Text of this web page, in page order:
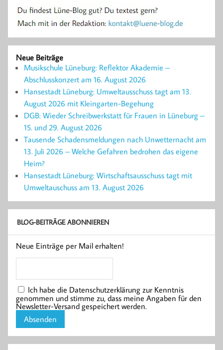
Neue Beiträge
Musikschule Lüneburg: Reflektor Akademie –
Abschlusskonzert am 16. August 2026
Hansestadt Lüneburg: Umweltausschuss tagt am 13.
August 2026 mit Kleingarten-Begehung
DGB: Wieder Schreibwerkstatt für Frauen in Lüneburg –
15. und 29. August 2026
Tausende Schadensmeldungen nach Unwetternacht am
13. Juli 2026 – Welche Gefahren bedrohen das eigene
Heim?
Hansestadt Lüneburg: Wirtschaftsausschuss tagt mit
Umweltauschuss am 13. August 2026
BLOG-BEITRÄGE ABONNIEREN
Neue Einträge per Mail erhalten!
Ich habe die Datenschutzerklärung zur Kenntnis
genommen und stimme zu, dass meine Angaben für den
Newsletter-Versand gespeichert werden.